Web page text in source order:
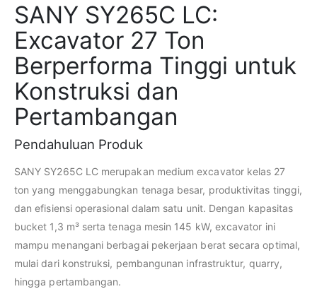
SANY SY265C LC:
Excavator 27 Ton
Berperforma Tinggi untuk
Konstruksi dan
Pertambangan
Pendahuluan Produk
SANY SY265C LC merupakan medium excavator kelas 27
ton yang menggabungkan tenaga besar, produktivitas tinggi,
dan efisiensi operasional dalam satu unit. Dengan kapasitas
bucket 1,3 m³ serta tenaga mesin 145 kW, excavator ini
mampu menangani berbagai pekerjaan berat secara optimal,
mulai dari konstruksi, pembangunan infrastruktur, quarry,
hingga pertambangan.